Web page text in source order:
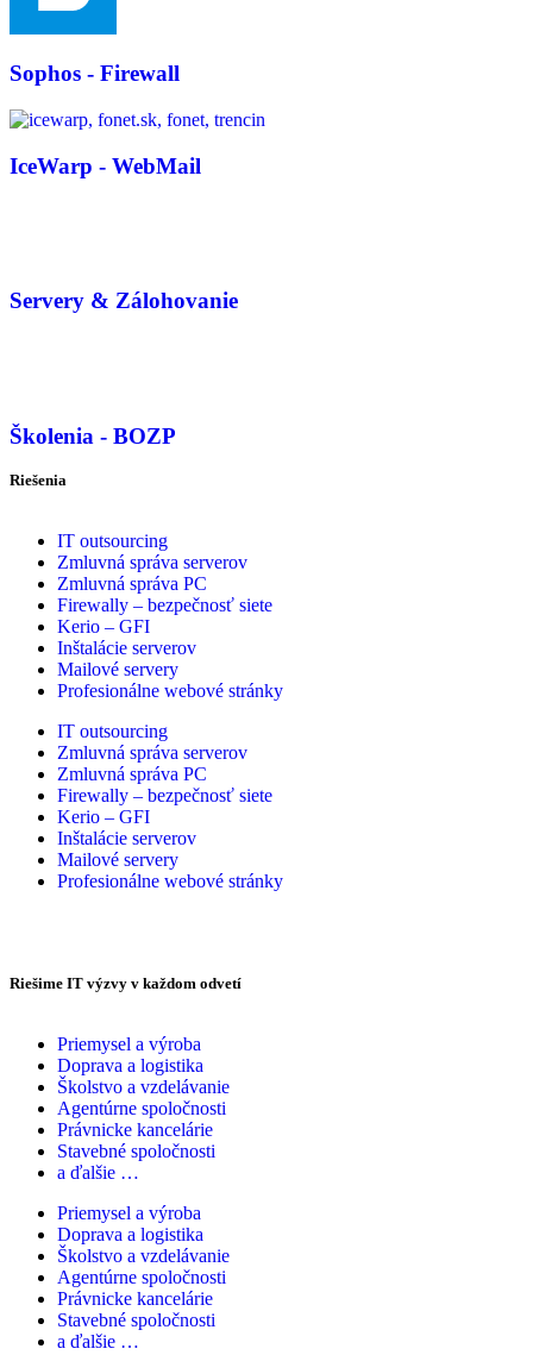
Sophos - Firewall
IceWarp - WebMail
Servery & Zálohovanie
Školenia - BOZP
Riešenia
IT outsourcing
Zmluvná správa serverov
Zmluvná správa PC
Firewally – bezpečnosť siete
Kerio – GFI
Inštalácie serverov
Mailové servery
Profesionálne webové stránky
IT outsourcing
Zmluvná správa serverov
Zmluvná správa PC
Firewally – bezpečnosť siete
Kerio – GFI
Inštalácie serverov
Mailové servery
Profesionálne webové stránky
Riešime IT výzvy v každom odvetí
Priemysel a výroba
Doprava a logistika
Školstvo a vzdelávanie
Agentúrne spoločnosti
Právnicke kancelárie
Stavebné spoločnosti
a ďalšie …
Priemysel a výroba
Doprava a logistika
Školstvo a vzdelávanie
Agentúrne spoločnosti
Právnicke kancelárie
Stavebné spoločnosti
a ďalšie …